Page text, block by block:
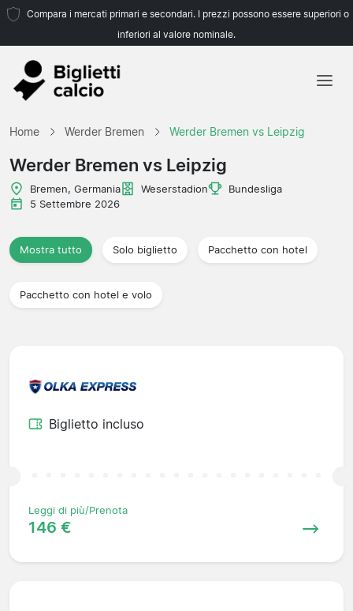
Compara i mercati primari e secondari. I prezzi possono essere superiori o
inferiori al valore nominale.
Campionati
Home Werder Bremen Werder Bremen vs Leipzig
Werder Bremen vs Leipzig
Bremen, Germania Weserstadion
Bundesliga
5 Settembre 2026
Mostra tutto Solo biglietto Pacchetto con hotel
Pacchetto con hotel e volo
Biglietto incluso
Leggi di più/Prenota
146 €